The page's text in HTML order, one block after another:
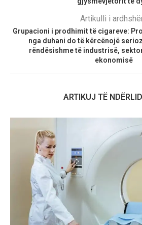
Artikulli i
Grupacioni i prodhimit të cigareve:
nga duhani do të kërcënojë
rëndësishme të industrisë,
ekonomisë
ARTIKUJ TË